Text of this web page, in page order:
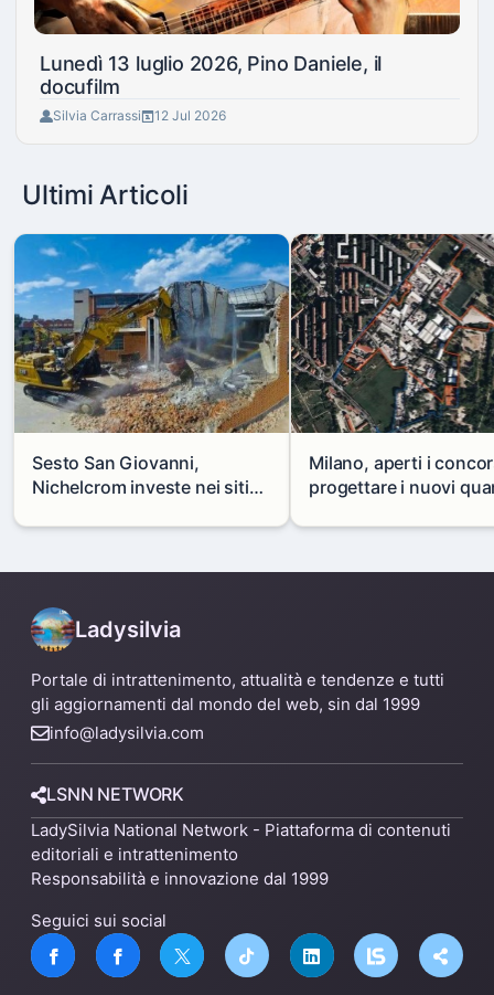
Lunedì 13 luglio 2026, Pino Daniele, il
docufilm
Silvia Carrassi 12 Jul 2026
Ultimi Articoli
Sesto San Giovanni,
Nichelcrom investe nei siti
capannone per fare spazio a
Milano, aperti i
progettare i nuovi
Mare
Ladysilvia
Portale di intrattenimento, attualità e tendenze e tutti
gli aggiornamenti dal mondo del web, sin dal 1999
info@ladysilvia.com
LSNN NETWORK
LadySilvia National Network - Piattaforma di contenuti
editoriali e intrattenimento
Responsabilità e innovazione dal 1999
Seguici sui social